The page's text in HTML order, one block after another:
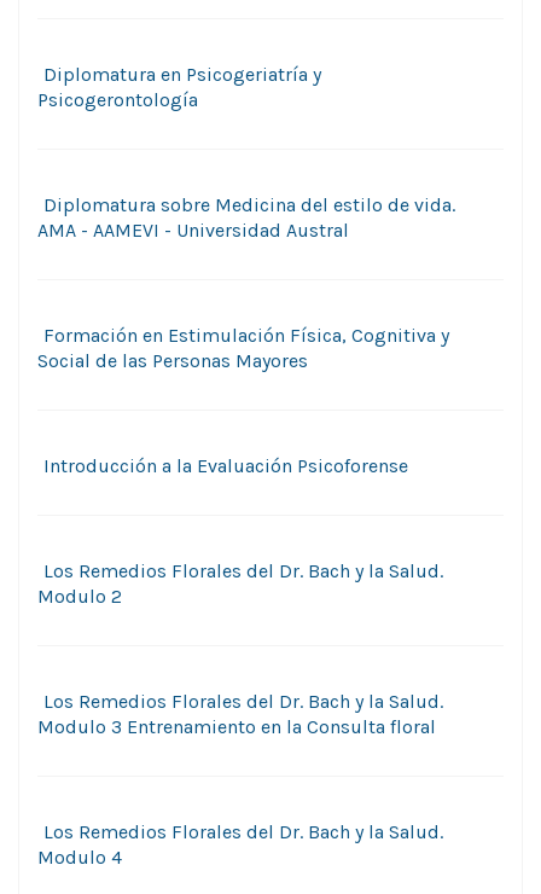
Diplomatura en Psicogeriatría y
Psicogerontología
Diplomatura sobre Medicina del estilo de vida.
AMA - AAMEVI - Universidad Austral
Formación en Estimulación Física, Cognitiva y
Social de las Personas Mayores
Introducción a la Evaluación Psicoforense
Los Remedios Florales del Dr. Bach y la Salud.
Modulo 2
Los Remedios Florales del Dr. Bach y la Salud.
Modulo 3 Entrenamiento en la Consulta floral
Los Remedios Florales del Dr. Bach y la Salud.
Modulo 4